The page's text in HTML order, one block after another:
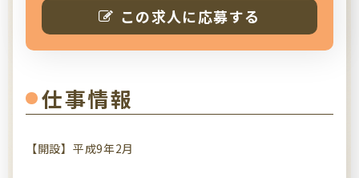
この求人に応募する
仕事情報
【開設】平成9年2月